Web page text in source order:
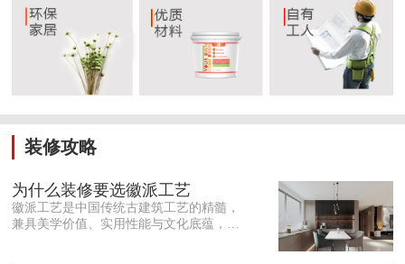
装修攻略
为什么装修要选徽派工艺
徽派工艺是中国传统古建筑工艺的精髓，
兼具美学价值、实用性能与文化底蕴，优